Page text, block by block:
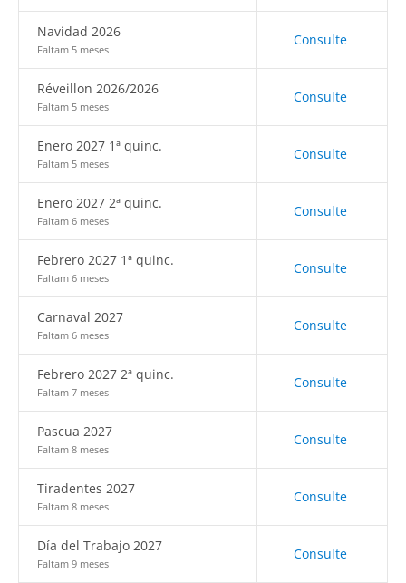
Navidad 2026
Faltam 5 meses
Consulte
Réveillon 2026/2026
Faltam 5 meses
Consulte
Enero 2027 1ª quinc.
Faltam 5 meses
Consulte
Enero 2027 2ª quinc.
Faltam 6 meses
Consulte
Febrero 2027 1ª quinc.
Faltam 6 meses
Consulte
Carnaval 2027
Faltam 6 meses
Consulte
Febrero 2027 2ª quinc.
Faltam 7 meses
Consulte
Pascua 2027
Faltam 8 meses
Consulte
Tiradentes 2027
Faltam 8 meses
Consulte
Día del Trabajo 2027
Faltam 9 meses
Consulte